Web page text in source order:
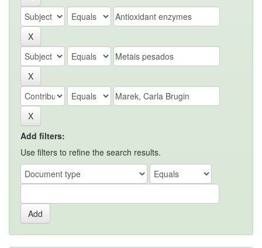
Add filters:
Use filters to refine the search results.